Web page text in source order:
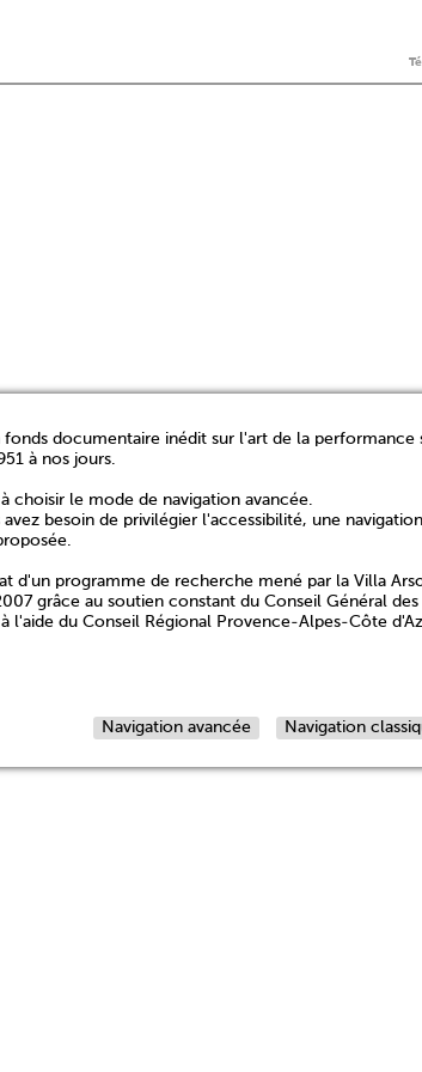
fonds documentaire inédit sur l'art de la performance
à nos jours.
choisir le mode de navigation avancée.
avez besoin de privilégier l'accessibilité, une navigation
d'un programme de recherche mené par la Villa
grâce au soutien constant du Conseil Général des
l'aide du Conseil Régional Provence-Alpes-Côte
Navigation avancée Navigation